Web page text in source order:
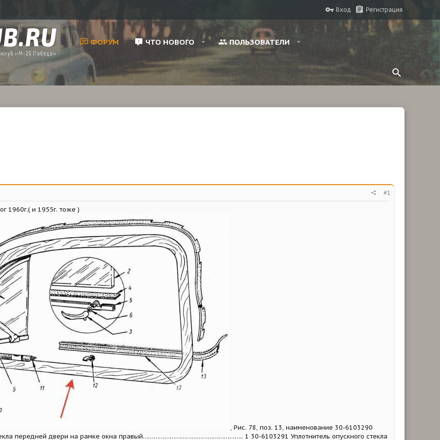
Вход Регистрация
ФОРУМ ЧТО НОВОГО ПОЛЬЗОВАТЕЛИ
#1
1960г.( и 1955г. тоже )
, Рис. 78, поз. 13, наименование 30-6103290
передней двери на рамке окна правый……………………………………………….. 1 30-6103291 Уплотнитель опускного стекла